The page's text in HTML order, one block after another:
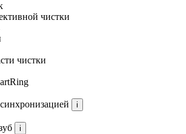
чистки
чистки
i
i